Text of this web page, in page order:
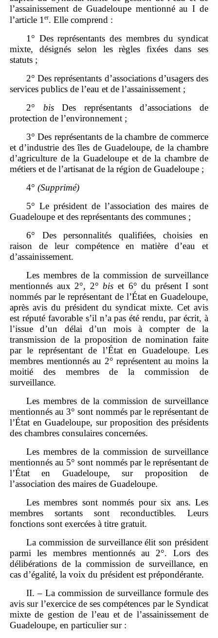
l’assainissement de Guadeloupe mentionné au I de
l’article 1 er. Elle comprend :
1° Des représentants des membres du syndicat
mixte, désignés selon les règles fixées dans ses
statuts ;
2° Des représentants d’associations d’usagers des
services publics de l’eau et de l’assainissement ;
2° bisDes représentants d’associations de
protection de l’environnement ;
3° Des représentants de la chambre de commerce
et d’industrie des îles de Guadeloupe, de la chambre
d’agriculture de la Guadeloupe et de la chambre de
métiers et de l’artisanat de la région de Guadeloupe ;
4° (Supprimé)
5° Le président de l’association des maires de
Guadeloupe et des représentants des communes ;
6° Des personnalités qualifiées, choisies en
raison de leur compétence en matière d’eau et
d’assainissement.
Les membres de la commission de surveillance
mentionnés aux 2°, 2°bis et 6° du présent I sont
nommés par le représentant de l’État en Guadeloupe,
après avis du président du syndicat mixte. Cet avis
est réputé favorable s’il n’a pas été rendu, par écrit, à
l’issue d’un délai d’un mois à compter de la
transmission de la proposition de nomination faite
par le représentant de l’État en Guadeloupe. Les
membres mentionnés au 2° représentent au moins la
moitié des membres de la commission de
surveillance.
Les membres de la commission de surveillance
mentionnés au 3° sont nommés par le représentant de
l’État en Guadeloupe, sur proposition des présidents
des chambres consulaires concernées.
Les membres de la commission de surveillance
mentionnés au 5° sont nommés par le représentant de
l’État en Guadeloupe, sur proposition de
l’association des maires de Guadeloupe.
Les membres sont nommés pour six ans. Les
membres sortants sont reconductibles. Leurs
fonctions sont exercées à titre gratuit.
La commission de surveillance élit son président
parmi les membres mentionnés au 2°. Lors des
délibérations de la commission de surveillance, en
cas d’égalité, la voix du président est prépondérante.
II. – La commission de surveillance formule des
avis sur l’exercice de ses compétences par le Syndicat
mixte de gestion de l’eau et de l’assainissement de
Guadeloupe, en particulier sur :